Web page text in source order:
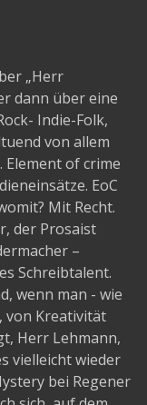
„Herr
dann über eine
Indie-Folk,
von allem
of crime
EoC
Mit Recht.
der Prosaist
–
Schreibtalent.
wenn man - wie
von Kreativität
Herr Lehmann,
vielleicht wieder
bei Regener